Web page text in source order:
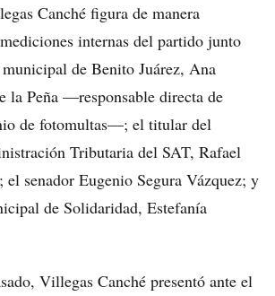
Canché figura de manera
internas del partido junto
de Benito Juárez, Ana
la Peña —responsable directa de
de fotomultas—; el titular del
Tributaria del SAT, Rafael
senador Eugenio Segura Vázquez; y
de Solidaridad, Estefanía
Villegas Canché presentó ante el